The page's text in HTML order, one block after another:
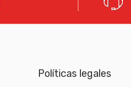
Políticas legales